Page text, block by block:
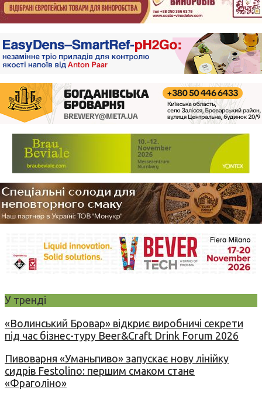
У тренді
«Волинський Бровар» відкриє виробничі секрети
під час бізнес-туру Beer&Craft Drink Forum 2026
Пивоварня «Уманьпиво» запускає нову лінійку
сидрів Festolino: першим смаком стане
«Фраголіно»